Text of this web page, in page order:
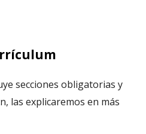
secciones obligatorias y
las explicaremos en más